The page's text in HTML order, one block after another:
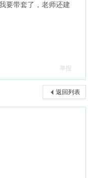
要带套了，老师还建
举报
返回列表